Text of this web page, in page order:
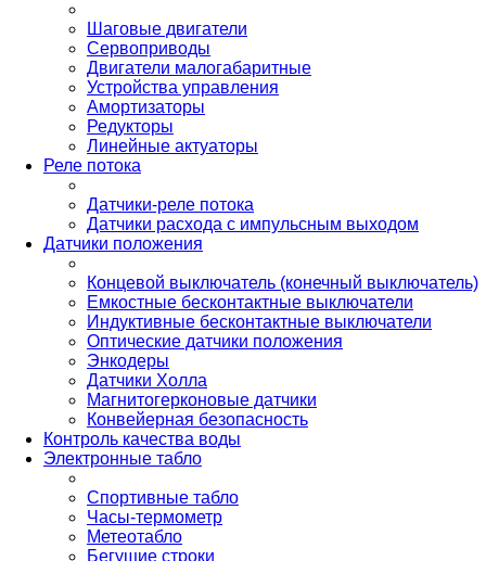
Шаговые двигатели
Сервоприводы
Двигатели малогабаритные
Устройства управления
Амортизаторы
Редукторы
Линейные актуаторы
Реле потока
Датчики-реле потока
Датчики расхода с импульсным выходом
Датчики положения
Концевой выключатель (конечный выключатель)
Емкостные бесконтактные выключатели
Индуктивные бесконтактные выключатели
Оптические датчики положения
Энкодеры
Датчики Холла
Магнитогерконовые датчики
Конвейерная безопасность
Контроль качества воды
Электронные табло
Спортивные табло
Часы-термометр
Метеотабло
Бегущие строки